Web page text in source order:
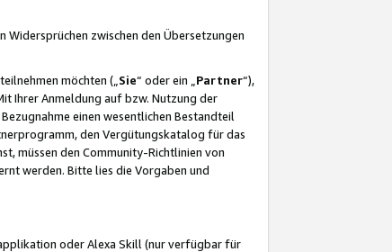
Widersprüchen zwischen den Übersetzungen
möchten („Sie“ oder ein „Partner“),
Ihrer Anmeldung auf bzw. Nutzung der
einen wesentlichen Bestandteil
den Vergütungskatalog für das
müssen den Community-Richtlinien von
werden. Bitte lies die Vorgaben und
oder Alexa Skill (nur verfügbar für